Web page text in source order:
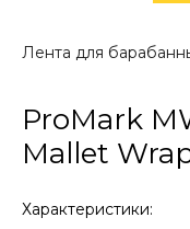
Лента для
ProMark
Mallet
Характеристики: